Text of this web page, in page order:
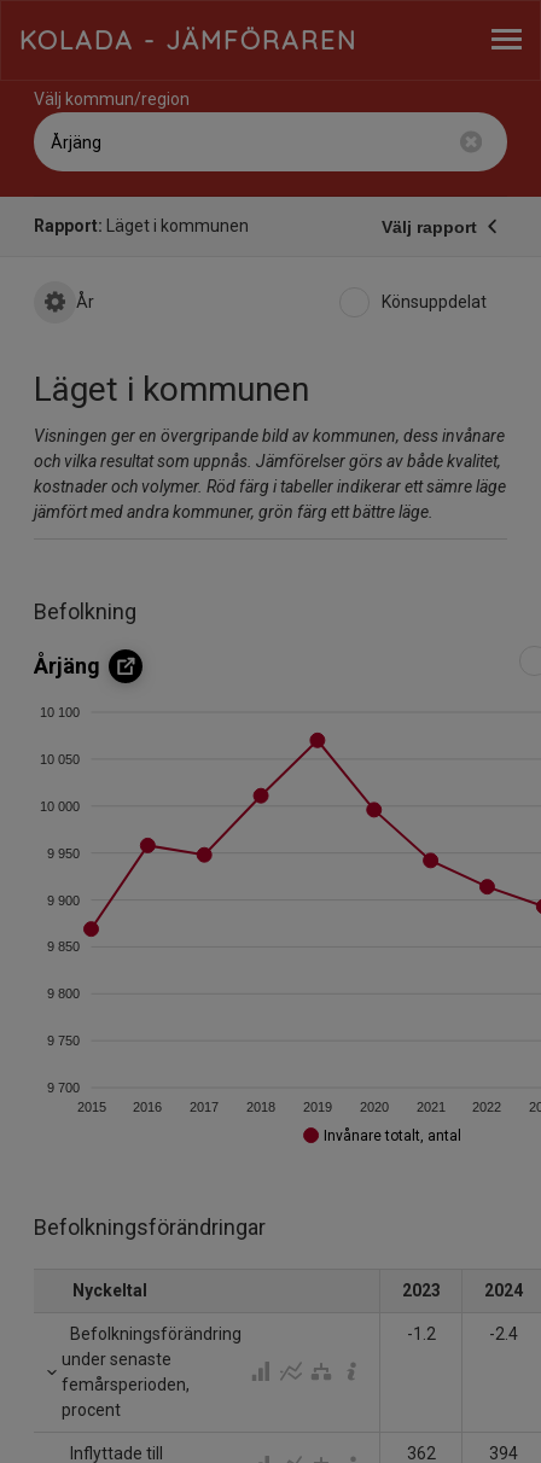
KOLADA - JÄMFÖRAREN
Välj kommun/region
Rapport: Läget i kommunen Välj rapport
År Könsuppdelat
Läget i kommunen
Visningen ger en övergripande bild av kommunen, dess invånare
och vilka resultat som uppnås. Jämförelser görs av både kvalitet,
kostnader och volymer. Röd färg i tabeller indikerar ett sämre läge
jämfört med andra kommuner, grön färg ett bättre läge.
Befolkning
Årjäng
2015 2016 2017 2018 2019 2020 2021 2022
9 700
9 750
9 800
9 850
9 900
9 950
10 000
10 050
10 100
Invånare totalt, antal
Befolkningsförändringar
Nyckeltal 2023 2024
Befolkningsförändring
under senaste
femårsperioden,
procent
-1.2 -2.4
Inflyttade till
362 394